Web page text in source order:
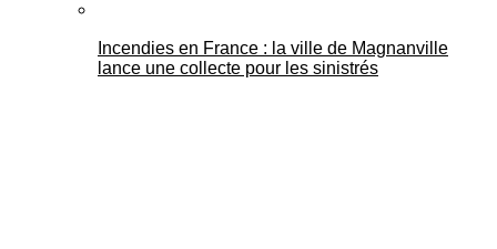
Incendies en France : la ville de Magnanville
lance une collecte pour les sinistrés